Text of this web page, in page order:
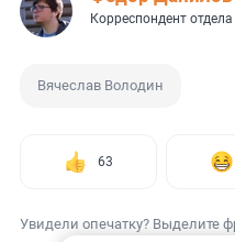
Корреспондент
Вячеслав Володин
63
Увидели опечатку? Выделите